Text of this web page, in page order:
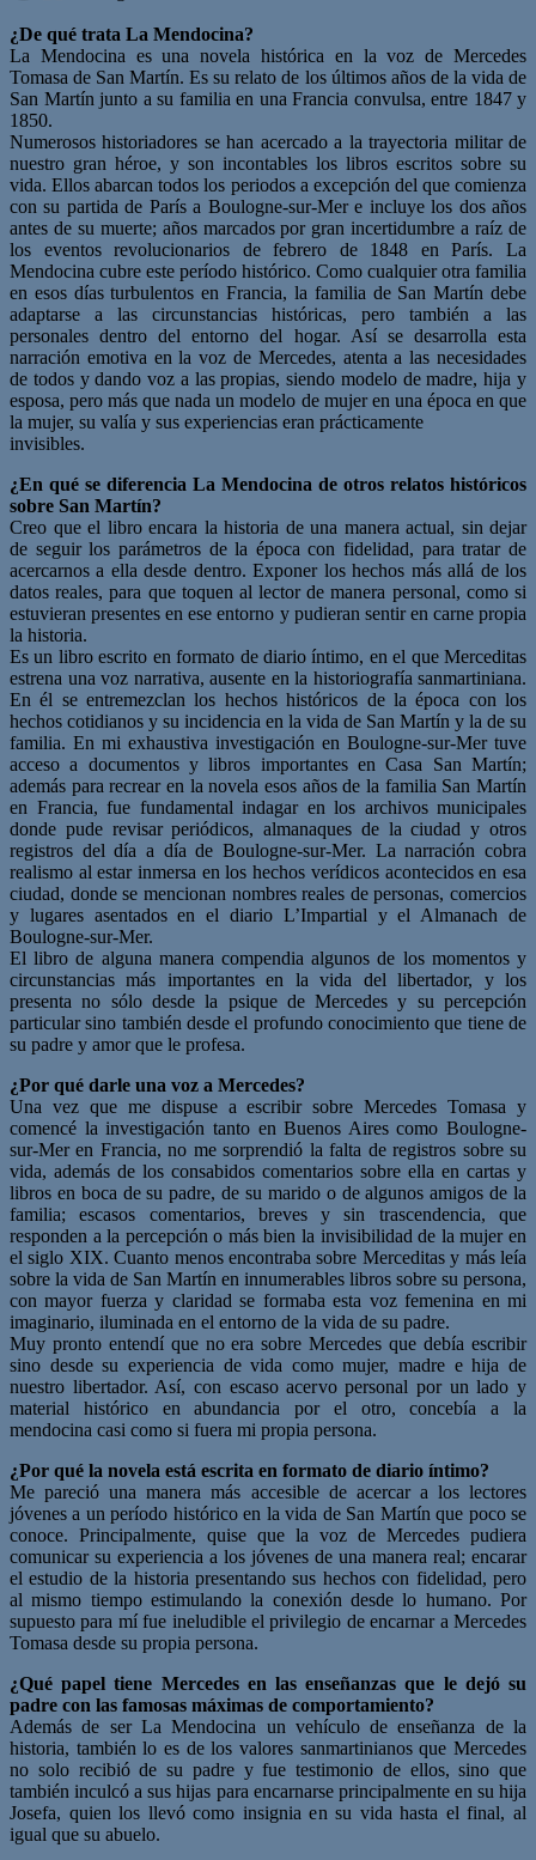
¿De qué trata La Mendocina?
La Mendocina es una novela histórica en la voz de Mercedes
Tomasa de San Martín. Es su relato de los últimos años de la vida de
San Martín junto a su familia en una Francia convulsa, entre 1847 y
1850.
Numerosos historiadores se han acercado a la trayectoria militar de
nuestro gran héroe, y son incontables los libros escritos sobre su
vida. Ellos abarcan todos los periodos a excepción del que comienza
con su partida de París a Boulogne-sur-Mer e incluye los dos años
antes de su muerte; años marcados por gran incertidumbre a raíz de
los eventos revolucionarios de febrero de 1848 en París. La
Mendocina cubre este período histórico. Como cualquier otra familia
en esos días turbulentos en Francia, la familia de San Martín debe
adaptarse a las circunstancias históricas, pero también a las
personales dentro del entorno del hogar. Así se desarrolla esta
narración emotiva en la voz de Mercedes, atenta a las necesidades
de todos y dando voz a las propias, siendo modelo de madre, hija y
esposa, pero más que nada un modelo de mujer en una época en que
la mujer, su valía y sus experiencias eran prácticamente
invisibles.
¿En qué se diferencia La Mendocina de otros relatos históricos
sobre San Martín?
Creo que el libro encara la historia de una manera actual, sin dejar
de seguir los parámetros de la época con fidelidad, para tratar de
acercarnos a ella desde dentro. Exponer los hechos más allá de los
datos reales, para que toquen al lector de manera personal, como si
estuvieran presentes en ese entorno y pudieran sentir en carne propia
la historia.
Es un libro escrito en formato de diario íntimo, en el que Merceditas
estrena una voz narrativa, ausente en la historiografía sanmartiniana.
En él se entremezclan los hechos históricos de la época con los
hechos cotidianos y su incidencia en la vida de San Martín y la de su
familia. En mi exhaustiva investigación en Boulogne-sur-Mer tuve
acceso a documentos y libros importantes en Casa San Martín;
además para recrear en la novela esos años de la familia San Martín
en Francia, fue fundamental indagar en los archivos municipales
donde pude revisar periódicos, almanaques de la ciudad y otros
registros del día a día de Boulogne-sur-Mer. La narración cobra
realismo al estar inmersa en los hechos verídicos acontecidos en esa
ciudad, donde se mencionan nombres reales de personas, comercios
y lugares asentados en el diario L’Impartial y el Almanach de
Boulogne-sur-Mer.
El libro de alguna manera compendia algunos de los momentos y
circunstancias más importantes en la vida del libertador, y los
presenta no sólo desde la psique de Mercedes y su percepción
particular sino también desde el profundo conocimiento que tiene de
su padre y amor que le profesa.
¿Por qué darle una voz a Mercedes?
Una vez que me dispuse a escribir sobre Mercedes Tomasa y
comencé la investigación tanto en Buenos Aires como Boulogne-
sur-Mer en Francia, no me sorprendió la falta de registros sobre su
vida, además de los consabidos comentarios sobre ella en cartas y
libros en boca de su padre, de su marido o de algunos amigos de la
familia; escasos comentarios, breves y sin trascendencia, que
responden a la percepción o más bien la invisibilidad de la mujer en
el siglo XIX. Cuanto menos encontraba sobre Merceditas y más leía
sobre la vida de San Martín en innumerables libros sobre su persona,
con mayor fuerza y claridad se formaba esta voz femenina en mi
imaginario, iluminada en el entorno de la vida de su padre.
Muy pronto entendí que no era sobre Mercedes que debía escribir
sino desde su experiencia de vida como mujer, madre e hija de
nuestro libertador. Así, con escaso acervo personal por un lado y
material histórico en abundancia por el otro, concebía a la
mendocina casi como si fuera mi propia persona.
¿Por qué la novela está escrita en formato de diario íntimo?
Me pareció una manera más accesible de acercar a los lectores
jóvenes a un período histórico en la vida de San Martín que poco se
conoce. Principalmente, quise que la voz de Mercedes pudiera
comunicar su experiencia a los jóvenes de una manera real; encarar
el estudio de la historia presentando sus hechos con fidelidad, pero
al mismo tiempo estimulando la conexión desde lo humano. Por
supuesto para mí fue ineludible el privilegio de encarnar a Mercedes
Tomasa desde su propia persona.
¿Qué papel tiene Mercedes en las enseñanzas que le dejó su
padre con las famosas máximas de comportamiento?
Además de ser La Mendocina un vehículo de enseñanza de la
historia, también lo es de los valores sanmartinianos que Mercedes
no solo recibió de su padre y fue testimonio de ellos, sino que
también inculcó a sus hijas para encarnarse principalmente en su hija
Josefa, quien los llevó como insignia en su vida hasta el final, al
igual que su abuelo.